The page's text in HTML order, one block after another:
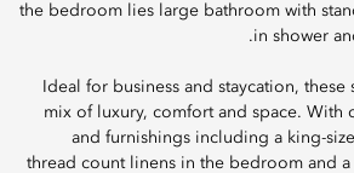
the bedroom lies large bathroom with
in shower
Ideal for business and staycation,
mix of luxury, comfort and space. With
and furnishings including a king-
thread count linens in the bedroom and